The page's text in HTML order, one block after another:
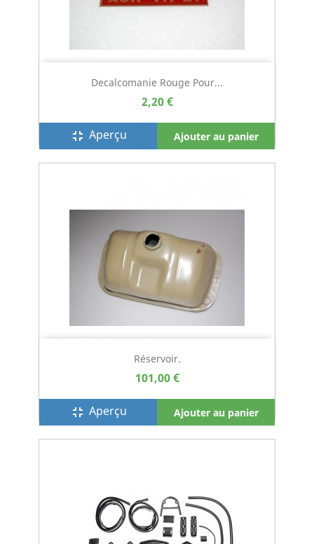
Decalcomanie Rouge Pour...
2,20 €
fullscreen_exit Aperçu Ajouter au panier
Réservoir.
101,00 €
fullscreen_exit Aperçu Ajouter au panier